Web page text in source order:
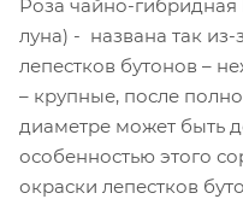
Роза чайно-
луна) - названа так
лепестков бутонов –
– крупные, после
диаметре может быть
особенностью этого
окраски лепестков